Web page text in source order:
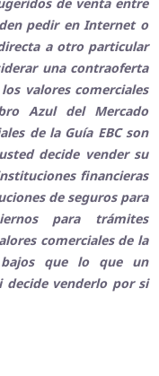
pedir en Internet o
a otro particular
una contraoferta
valores comerciales
Azul del Mercado
de la Guía EBC son
decide vender su
financieras
de seguros para
para trámites
comerciales de la
bajos que lo que un
venderlo por si